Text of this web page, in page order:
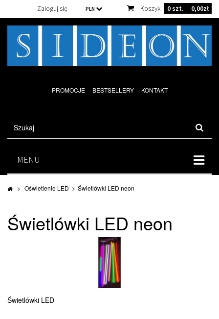
Koszyk 0szt. 0,00zł
PLN
Zaloguj się
PROMOCJE BESTSELLERY KONTAKT
MENU
> Oświetlenie LED > Świetlówki LED neon
Świetlówki LED neon
Świetlówki LED